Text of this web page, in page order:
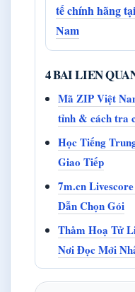
tế chính hãng
Nam
4 BAI LIEN
Mã ZIP Việt
tỉnh & cách tra
Học Tiếng
Giao Tiếp
7m.cn
Dẫn Chọn Gói
Thảm Hoạ Tử
Nơi Đọc Mới